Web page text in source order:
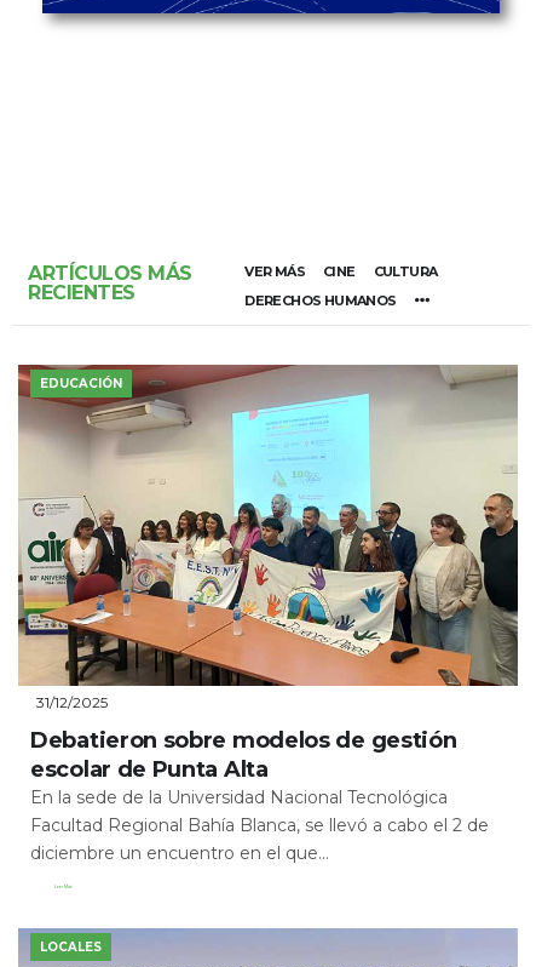
ARTÍCULOS MÁS
RECIENTES
VER MÁS CINE
CULTURA
DERECHOS HUMANOS
EDUCACIÓN
31/12/2025
Debatieron sobre modelos de gestión
escolar de Punta Alta
En la sede de la Universidad Nacional Tecnológica
Facultad Regional Bahía Blanca, se llevó a cabo el 2 de
diciembre un encuentro en el que...
Leer Más
LOCALES